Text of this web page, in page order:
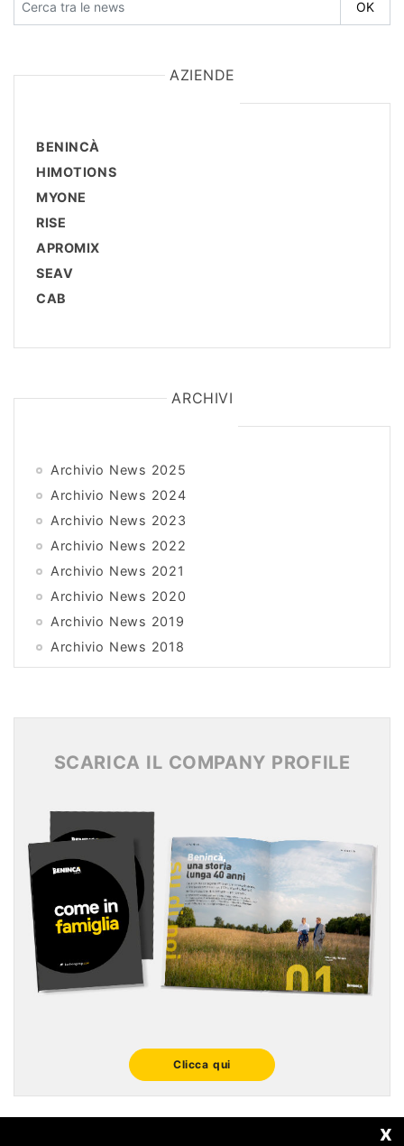
AZIENDE
BENINCÀ
HIMOTIONS
MYONE
RISE
APROMIX
SEAV
CAB
ARCHIVI
Archivio News 2025
Archivio News 2024
Archivio News 2023
Archivio News 2022
Archivio News 2021
Archivio News 2020
Archivio News 2019
Archivio News 2018
Archivio News 2017
Archivio News 2015
SCARICA IL COMPANY PROFILE
Clicca qui
x